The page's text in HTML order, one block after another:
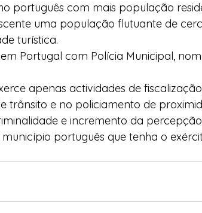
português com mais população
uma população flutuante de
turística.
Portugal com Polícia Municipal,
apenas actividades de
trânsito e no policiamento de
e incremento da
português que tenha o